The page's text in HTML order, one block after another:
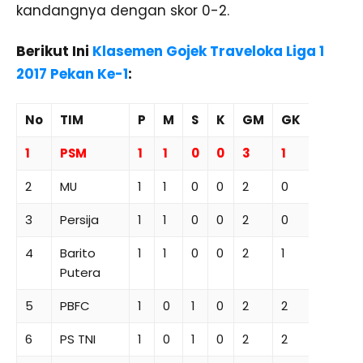
kandangnya dengan skor 0-2.
Berikut Ini Klasemen Gojek Traveloka Liga 1
2017 Pekan Ke-1:
No TIM P M S K GM GK
1
PSM 1 1 0 0 3 1
2
MU 1 1 0 0 2 0
3
Persija 1 1 0 0 2 0
4
Barito
Putera
1 1 0 0 2 1
5 PBFC 1 0 1 0 2 2
6
PS TNI 1 0 1 0 2 2